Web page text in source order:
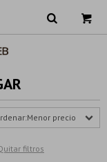
Menor precio
filtros